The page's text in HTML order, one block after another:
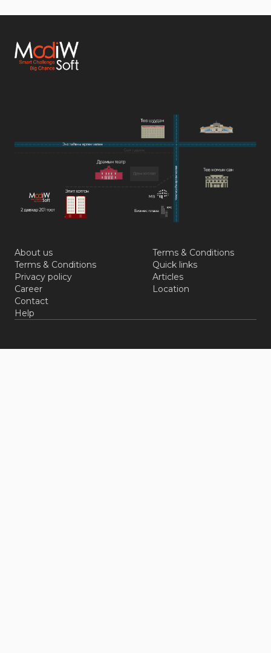
About us
Terms & Conditions
Privacy policy
Career
Contact
Help
Terms & Conditions
Quick links
Articles
Location